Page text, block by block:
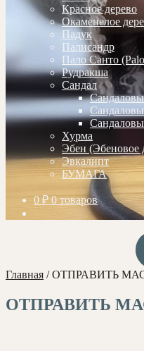
Красное дерево
Окаменелое
Падук
Палисандр
Пало Санто
Рудракша
Сандал
Хурма
Эбен (Эбеновое
Эвкалипт
БУМАГА
0 ₽ 0 товаров
Главная /ОТПРАВИТЬ
ОТПРАВИТЬ